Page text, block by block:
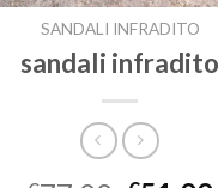
SANDALI INFRADITO
sandali infradito